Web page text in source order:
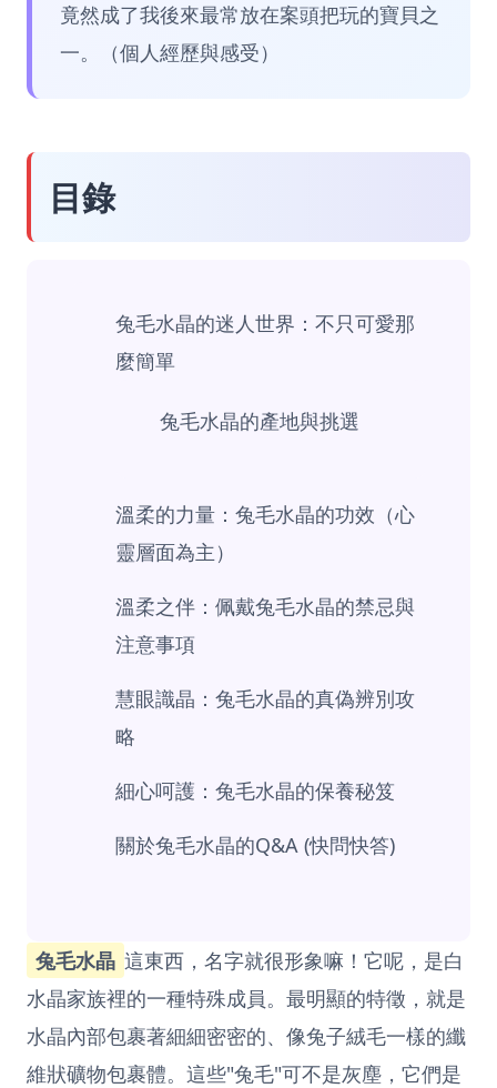
竟然成了我後來最常放在案頭把玩的寶貝之
一。（個人經歷與感受）
目錄
兔毛水晶的迷人世界：不只可愛那
麼簡單
兔毛水晶的產地與挑選
溫柔的力量：兔毛水晶的功效（心
靈層面為主）
溫柔之伴：佩戴兔毛水晶的禁忌與
注意事項
慧眼識晶：兔毛水晶的真偽辨別攻
略
細心呵護：兔毛水晶的保養秘笈
關於兔毛水晶的Q&A (快問快答)
兔毛水晶 這東西，名字就很形象嘛！它呢，是白
水晶家族裡的一種特殊成員。最明顯的特徵，就是
水晶內部包裹著細細密密的、像兔子絨毛一樣的纖
維狀礦物包裹體。這些"兔毛"可不是灰塵，它們是